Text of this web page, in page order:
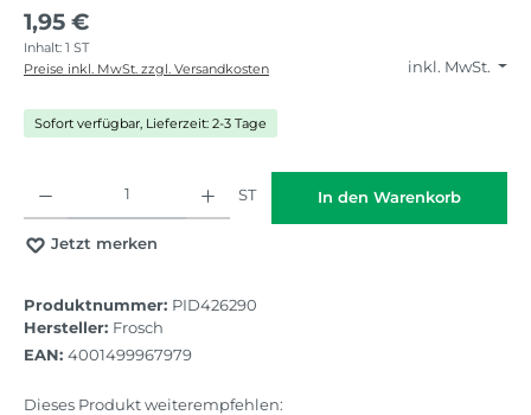
1,95 €
Inhalt: 1 ST
inkl. MwSt.
Preise inkl. MwSt. zzgl. Versandkosten
Sofort verfügbar, Lieferzeit: 2-3 Tage
ST In den Warenkorb
Jetzt merken
Produktnummer: PID426290
Hersteller: Frosch
EAN: 4001499967979
Dieses Produkt weiterempfehlen: